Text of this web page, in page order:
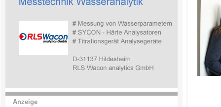
Anzeige